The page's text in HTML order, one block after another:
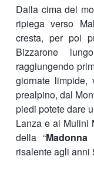
Dalla cima del
ripiega verso
cresta, per poi
Bizzarone
raggiungendo
giornate
prealpino, dal
piedi potete dare
Lanza e ai Mulini
della “
risalente agli anni